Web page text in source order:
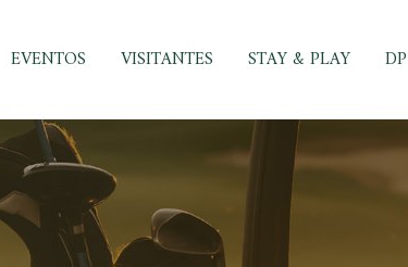
EVENTOS VISITANTES STAY & PLAY